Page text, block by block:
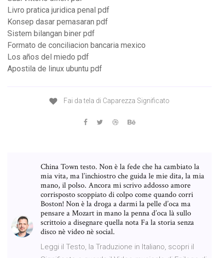
Livro pratica juridica penal pdf
Konsep dasar pemasaran pdf
Sistem bilangan biner pdf
Formato de conciliacion bancaria mexico
Los años del miedo pdf
Apostila de linux ubuntu pdf
Fai da tela di Caparezza Significato
China Town testo. Non è la fede che ha cambiato la
mia vita, ma l’inchiostro che guida le mie dita, la mia
mano, il polso. Ancora mi scrivo addosso amore
corrisposto scoppiato di colpo come quando corri
Boston! Non è la droga a darmi la pelle d’oca ma
pensare a Mozart in mano la penna d’oca là sullo
scrittoio a disegnare quella nota Fa la storia senza
disco nè video nè social.
Leggi il Testo, la Traduzione in Italiano, scopri il